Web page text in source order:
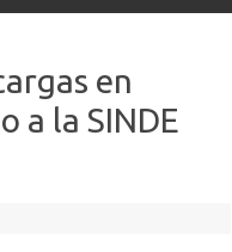
en
a la SINDE